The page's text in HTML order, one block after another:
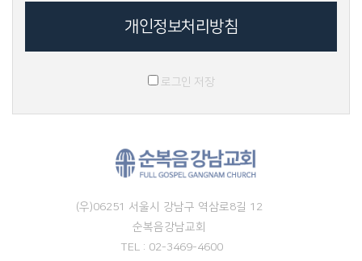
개인정보처리방침
로그인 저장
(우)06251 서울시 강남구 역삼로8길 12
순복음강남교회
TEL : 02-3469-4600